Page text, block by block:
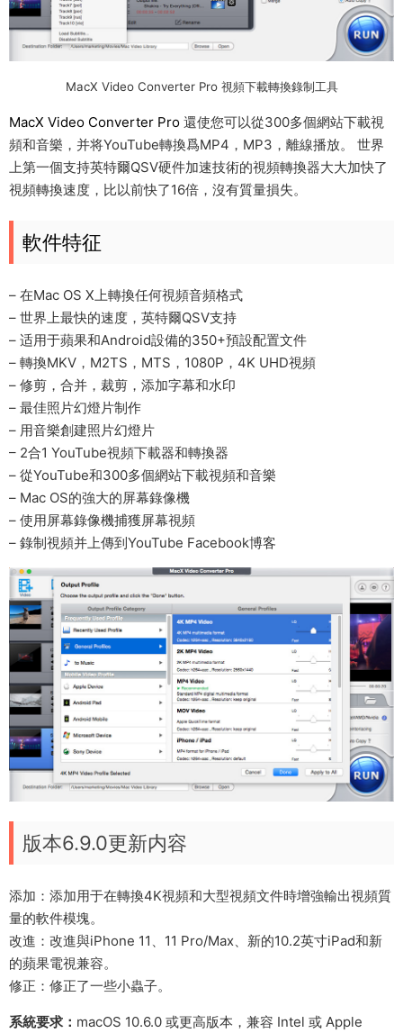
MacX Video Converter Pro 視頻下載轉換錄制工具
MacX Video Converter Pro 還使您可以從300多個網站下載視
頻和音樂，并将YouTube轉換爲MP4，MP3，離線播放。 世界
上第一個支持英特爾QSV硬件加速技術的視頻轉換器大大加快了
視頻轉換速度，比以前快了16倍，沒有質量損失。
軟件特征
– 在Mac OS X上轉換任何視頻音頻格式
– 世界上最快的速度，英特爾QSV支持
– 适用于蘋果和Android設備的350+預設配置文件
– 轉換MKV，M2TS，MTS，1080P，4K UHD視頻
– 修剪，合并，裁剪，添加字幕和水印
– 最佳照片幻燈片制作
– 用音樂創建照片幻燈片
– 2合1 YouTube視頻下載器和轉換器
– 從YouTube和300多個網站下載視頻和音樂
– Mac OS的強大的屏幕錄像機
– 使用屏幕錄像機捕獲屏幕視頻
– 錄制視頻并上傳到YouTube Facebook博客
版本6.9.0更新内容
添加：添加用于在轉換4K視頻和大型視頻文件時增強輸出視頻質
量的軟件模塊。
改進：改進與iPhone 11、11 Pro/Max、新的10.2英寸iPad和新
的蘋果電視兼容。
修正：修正了一些小蟲子。
系統要求： macOS 10.6.0 或更高版本，兼容 Intel 或 Apple